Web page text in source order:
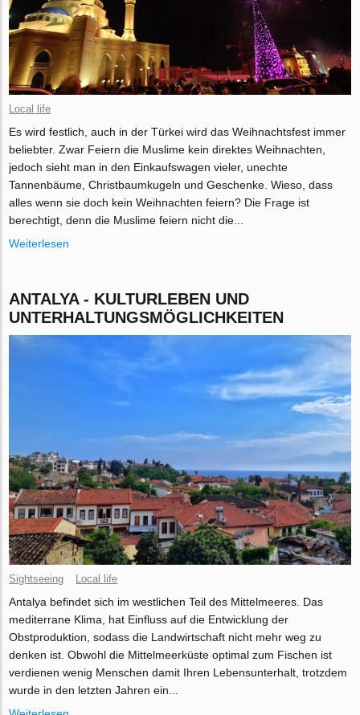
Local life
Es wird festlich, auch in der Türkei wird das Weihnachtsfest immer
beliebter. Zwar Feiern die Muslime kein direktes Weihnachten,
jedoch sieht man in den Einkaufswagen vieler, unechte
Tannenbäume, Christbaumkugeln und Geschenke. Wieso, dass
alles wenn sie doch kein Weihnachten feiern? Die Frage ist
berechtigt, denn die Muslime feiern nicht die...
Weiterlesen
ANTALYA - KULTURLEBEN UND
UNTERHALTUNGSMÖGLICHKEITEN
Sightseeing Local life
Antalya befindet sich im westlichen Teil des Mittelmeeres. Das
mediterrane Klima, hat Einfluss auf die Entwicklung der
Obstproduktion, sodass die Landwirtschaft nicht mehr weg zu
denken ist. Obwohl die Mittelmeerküste optimal zum Fischen ist
verdienen wenig Menschen damit Ihren Lebensunterhalt, trotzdem
wurde in den letzten Jahren ein...